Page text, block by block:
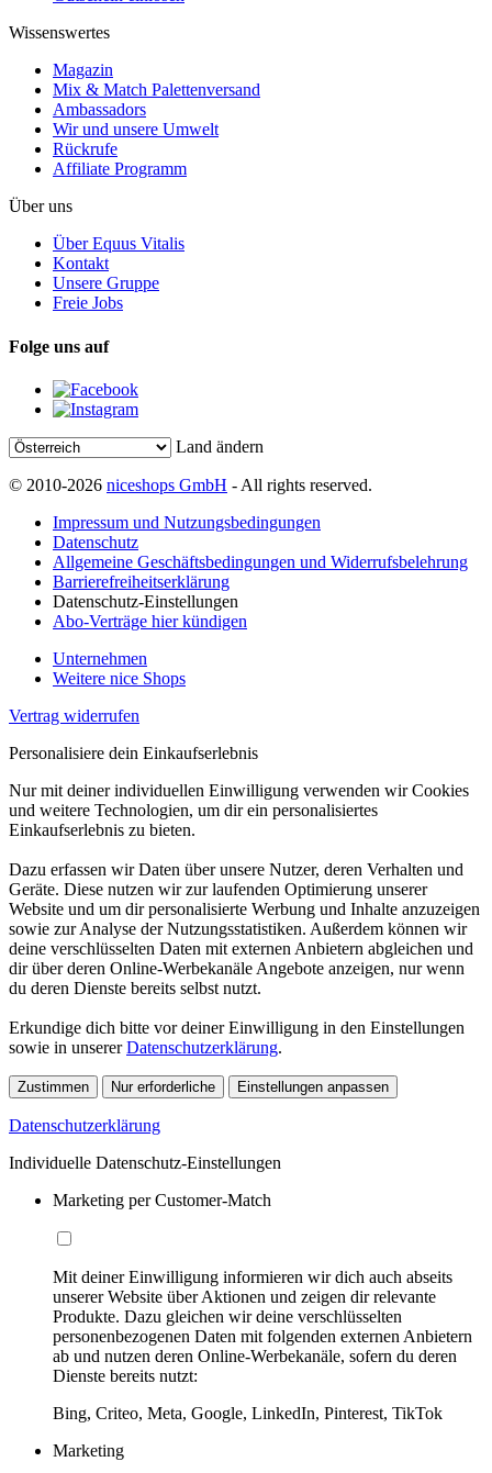
Wissenswertes
Magazin
Mix & Match Palettenversand
Ambassadors
Wir und unsere Umwelt
Rückrufe
Affiliate Programm
Über uns
Über Equus Vitalis
Kontakt
Unsere Gruppe
Freie Jobs
Folge uns auf
Land ändern
© 2010-2026 niceshops GmbH - All rights reserved.
Impressum und Nutzungsbedingungen
Datenschutz
Allgemeine Geschäftsbedingungen und Widerrufsbelehrung
Barrierefreiheitserklärung
Datenschutz-Einstellungen
Abo-Verträge hier kündigen
Unternehmen
Weitere nice Shops
Vertrag widerrufen
Personalisiere dein Einkaufserlebnis
Nur mit deiner individuellen Einwilligung verwenden wir Cookies
und weitere Technologien, um dir ein personalisiertes
Einkaufserlebnis zu bieten.
Dazu erfassen wir Daten über unsere Nutzer, deren Verhalten und
Geräte. Diese nutzen wir zur laufenden Optimierung unserer
Website und um dir personalisierte Werbung und Inhalte anzuzeigen
sowie zur Analyse der Nutzungsstatistiken. Außerdem können wir
deine verschlüsselten Daten mit externen Anbietern abgleichen und
dir über deren Online-Werbekanäle Angebote anzeigen, nur wenn
du deren Dienste bereits selbst nutzt.
Erkundige dich bitte vor deiner Einwilligung in den Einstellungen
sowie in unsererDatenschutzerklärung.
Zustimmen Nur erforderliche Einstellungen anpassen
Datenschutzerklärung
Individuelle Datenschutz-Einstellungen
Marketing per Customer-Match
Mit deiner Einwilligung informieren wir dich auch abseits
unserer Website über Aktionen und zeigen dir relevante
Produkte. Dazu gleichen wir deine verschlüsselten
personenbezogenen Daten mit folgenden externen Anbietern
ab und nutzen deren Online-Werbekanäle, sofern du deren
Dienste bereits nutzt:
Bing, Criteo, Meta, Google, LinkedIn, Pinterest, TikTok
Marketing